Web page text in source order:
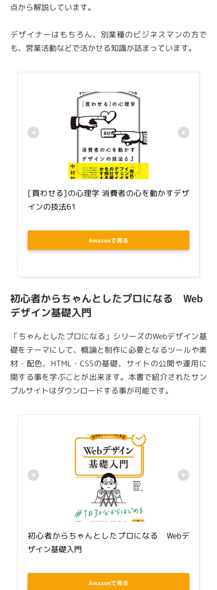
点から解説しています。
デザイナーはもちろん、別業種のビジネスマンの方で
も、営業活動などで活かせる知識が詰まっています。
[買わせる]の心理学 消費者の心を動かすデザ
インの技法61
Amazonで見る
初心者からちゃんとしたプロになる Web
デザイン基礎入門
「ちゃんとしたプロになる」シリーズのWebデザイン基
礎をテーマにして、概論と制作に必要となるツールや素
材・配色、HTML・CSSの基礎、サイトの公開や運用に
関する事を学ぶことが出来ます。本書で紹介されたサン
プルサイトはダウンロードする事が可能です。
初心者からちゃんとしたプロになる　Webデ
ザイン基礎入門
Amazonで見る